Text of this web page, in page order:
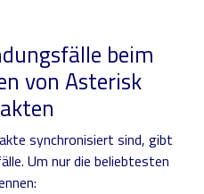
beim
von Asterisk
synchronisiert sind, gibt
Um nur die beliebtesten